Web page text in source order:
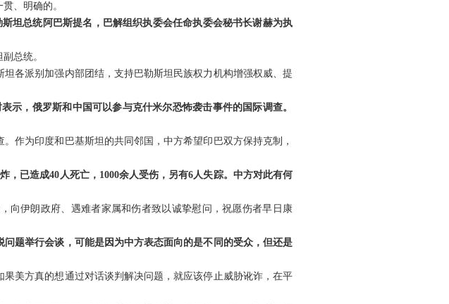
、明确的。
坦总统阿巴斯提名，巴解组织执委会任命执委会秘书长谢赫为执
总统。
各派别加强内部团结，支持巴勒斯坦民族权力机构增强权威、提
示，俄罗斯和中国可以参与克什米尔恐怖袭击事件的国际调查。
作为印度和巴基斯坦的共同邻国，中方希望印巴双方保持克制，
，已造成40人死亡，1000余人受伤，另有6人失踪。中方对此有何
向伊朗政府、遇难者家属和伤者致以诚挚慰问，祝愿伤者早日康
题举行会谈，可能是因为中方表态面向的是不同的受众，但还是
美方真的想通过对话谈判解决问题，就应该停止威胁讹诈，在平